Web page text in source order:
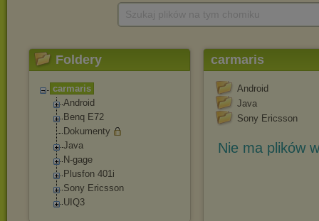
Foldery
carmaris
Android
Benq E72
Dokumenty
Java
N-gage
Plusfon 401i
Sony Ericsson
UIQ3
carmaris
Android
Java
Sony Ericsson
Nie ma plików